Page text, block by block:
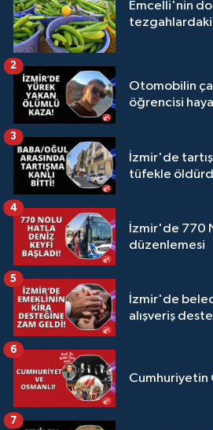
Emcelli'nin
tezgahlardaki
Otomobilin
öğrencisi
2
İzmir'de
tüfekle
3
İzmir'de 770
düzenlemesi
4
İzmir'de
alışveriş
5
Cumhuriyetin
6
7